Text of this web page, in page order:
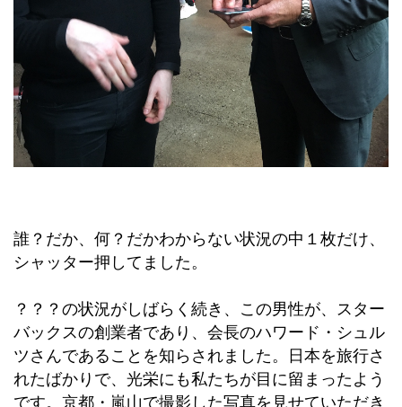
誰？だか、何？だかわからない状況の中１枚だけ、
シャッター押してました。
？？？の状況がしばらく続き、この男性が、スター
バックスの創業者であり、会長のハワード・シュル
ツさんであることを知らされました。日本を旅行さ
れたばかりで、光栄にも私たちが目に留まったよう
です。京都・嵐山で撮影した写真を見せていただき